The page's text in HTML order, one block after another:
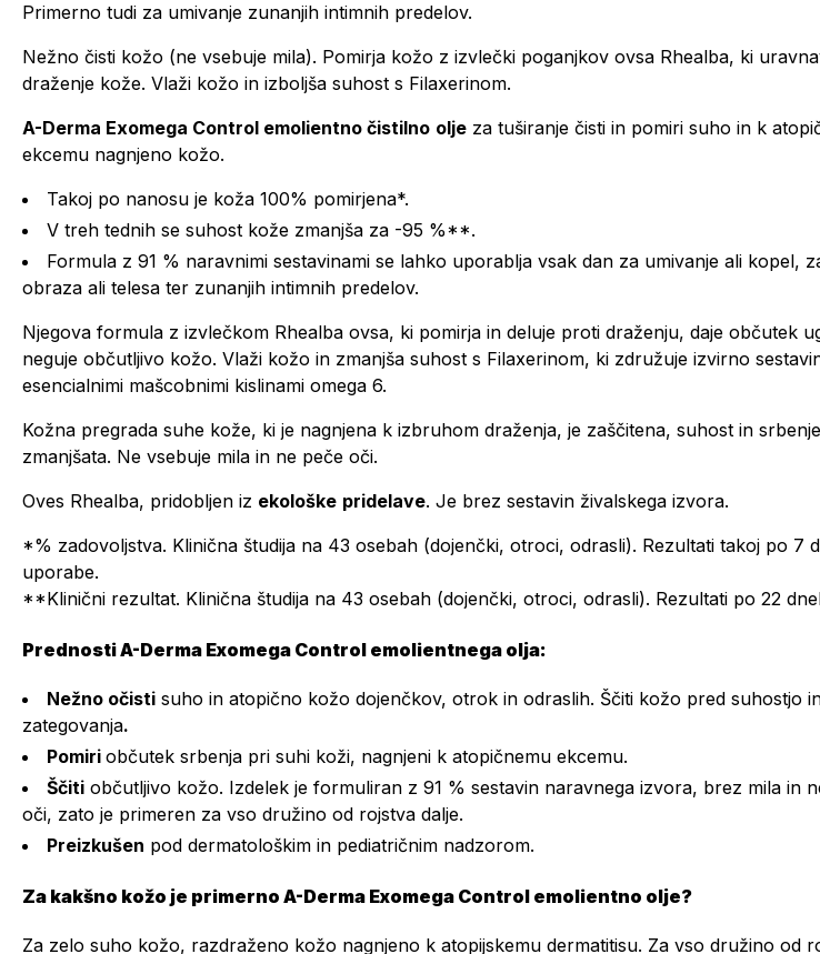
Primerno tudi za umivanje zunanjih intimnih predelov.
Nežno čisti kožo (ne vsebuje mila). Pomirja kožo z izvlečki poganjkov ovsa Rhealba, ki
draženje kože. Vlaži kožo in izboljša suhost s Filaxerinom.
A-Derma Exomega Control emolientno čistilno olje za tuširanje čisti in pomiri suho in k
ekcemu nagnjeno kožo.
Takoj po nanosu je koža 100% pomirjena*.
V treh tednih se suhost kože zmanjša za -95 %**.
Formula z 91 % naravnimi sestavinami se lahko uporablja vsak dan za umivanje ali kopel,
obraza ali telesa ter zunanjih intimnih predelov.
Njegova formula z izvlečkom Rhealba ovsa, ki pomirja in deluje proti draženju, daje občutek
neguje občutljivo kožo. Vlaži kožo in zmanjša suhost s Filaxerinom, ki združuje izvirno
esencialnimi mašcobnimi kislinami omega 6.
Kožna pregrada suhe kože, ki je nagnjena k izbruhom draženja, je zaščitena, suhost in
zmanjšata. Ne vsebuje mila in ne peče oči.
Oves Rhealba, pridobljen iz ekološke pridelave. Je brez sestavin živalskega izvora.
*% zadovoljstva. Klinična študija na 43 osebah (dojenčki, otroci, odrasli). Rezultati takoj po 7
uporabe.
**Klinični rezultat. Klinična študija na 43 osebah (dojenčki, otroci, odrasli). Rezultati po 22
Prednosti A-Derma Exomega Control emolientnega olja:
Nežno očisti suho in atopično kožo dojenčkov, otrok in odraslih. Ščiti kožo pred suhostjo
zategovanja.
Pomiri občutek srbenja pri suhi koži, nagnjeni k atopičnemu ekcemu.
Ščiti občutljivo kožo. Izdelek je formuliran z 91 % sestavin naravnega izvora, brez mila in
oči, zato je primeren za vso družino od rojstva dalje.
Preizkušen pod dermatološkim in pediatričnim nadzorom.
Za kakšno kožo je primerno A-Derma Exomega Control emolientno olje?
Za zelo suho kožo, razdraženo kožo nagnjeno k atopijskemu dermatitisu. Za vso družino od